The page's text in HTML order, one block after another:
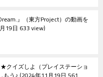
』（東方Project）の動画を
19日 633 view
クイズしよ（プレイステーショ